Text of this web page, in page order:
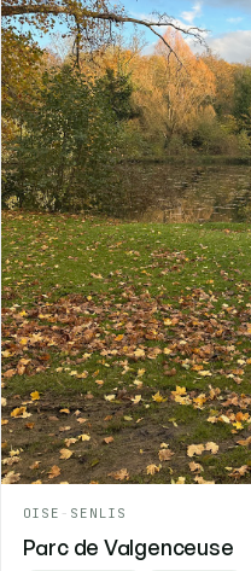
OISE - SENLIS
Parc de Valgenceuse